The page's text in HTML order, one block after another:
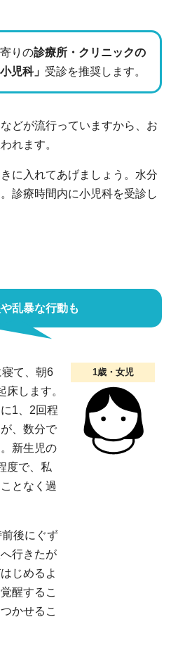
りの診療所・クリニックの
小児科」 受診を推奨します。
どが流行っていますから、お
れます。
に入れてあげましょう。水分
診療時間内に小児科を受診し
乱暴な行動も
1歳・女児
て、朝6
します。
1、2回程
、数分で
新生児の
度で、私
となく過
後にぐず
行きたが
じめるよ
醒するこ
かせるこ